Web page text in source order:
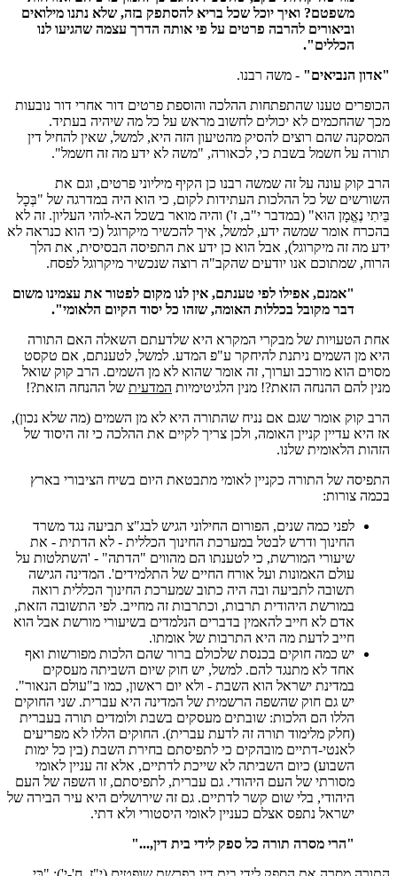
משפטם? ואיך יוכל שכל בריא להסתפק בזה, שלא נתנו מילואים
וביאורים להרבה פרטים על פי אותה הדרך עצמה שהגיעו לנו
הכללים".
"אדון הנביאים" - משה רבנו.
הכופרים טענו שהתפתחות ההלכה והוספת פרטים דור אחרי דור נובעות
מכך שהחכמים לא יכולים לחשוב מראש על כל מה שיהיה בעתיד.
המסקנה שהם רוצים להסיק מהטיעון הזה היא, למשל, שאין להחיל דין
תורה על חשמל בשבת כי, לכאורה, "משה לא ידע מה זה חשמל".
הרב קוק עונה על זה שמשה רבנו כן הקיף מיליוני פרטים, וגם את
השורשים של כל ההלכות העתידות לקום, כי הוא היה במדרגה של "בְּכָל
בֵּיתִי נֶאֱמָן הוּא" (במדבר י"ב, ז') והיה מואר בשכל הא-לוהי העליון. זה לא
בהכרח אומר שמשה ידע, למשל, איך להכשיר מיקרוגל (כי הוא כנראה לא
ידע מה זה מיקרוגל), אבל הוא כן ידע את התפיסה הבסיסית, את הלך
הרוח, שמתוכם אנו יודעים שהקב"ה רוצה שנכשיר מיקרוגל לפסח.
"אמנם, אפילו לפי טענתם, אין לנו מקום לפטור את עצמינו משום
דבר מקובל בכללות האומה, שזהו כל יסוד הקיום הלאומי".
אחת הטעויות של מבקרי המקרא היא שלדעתם השאלה האם התורה
היא מן השמים ניתנת להיחקר ע"פ המדע. למשל, לטענתם, אם טקסט
מסוים הוא מורכב וערוך, זה אומר שהוא לא מן השמים. הרב קוק שואל
מנין להם ההנחה הזאת?! מנין הלגיטימיות המדעית של ההנחה הזאת?!
הרב קוק אומר שגם אם נניח שהתורה היא לא מן השמים (מה שלא נכון),
אז היא עדיין קניין האומה, ולכן צריך לקיים את ההלכה כי זה היסוד של
הזהות הלאומית שלנו.
התפיסה של התורה כקניין לאומי מתבטאת היום בשיח הציבורי בארץ
בכמה צורות:
לפני כמה שנים, הפורום החילוני הגיש לבג"צ תביעה נגד משרד
החינוך ודרש לבטל במערכת החינוך הכללית - לא הדתית - את
שיעורי המורשת, כי לטענתו הם מהווים "הדתה" - 'השתלטות על
עולם האמונות ועל אורח החיים של התלמידים'. המדינה הגישה
תשובה לתביעה ובה היה כתוב שמערכת החינוך הכללית רואה
במורשת היהודית תרבות, וכתרבות זה מחייב. לפי התשובה הזאת,
אדם לא חייב להאמין בדברים הנלמדים בשיעורי מורשת אבל הוא
חייב לדעת מה היא התרבות של אומתו.
יש כמה חוקים בכנסת שלכולם ברור שהם הלכות מפורשות ואף
אחד לא מתנגד להם. למשל, יש חוק שיום השביתה מעסקים
במדינת ישראל הוא השבת - ולא יום ראשון, כמו ב"עולם הנאור".
יש גם חוק שהשפה הרשמית של המדינה היא עברית. שני החוקים
הללו הם הלכות: שובתים מעסקים בשבת ולומדים תורה בעברית
(חלק מלימוד תורה זה לדעת עברית). החוקים הללו לא מפריעים
לאנטי-דתיים מובהקים כי לתפיסתם בחירת השבת (בין כל ימות
השבוע) כיום השביתה לא שייכת לדתיים, אלא זה עניין לאומי
מסורתי של העם היהודי. גם עברית, לתפיסתם, זו השפה של העם
היהודי, בלי שום קשר לדתיים. גם זה שירושלים היא עיר הבירה של
ישראל נתפס אצלם כעניין לאומי היסטורי ולא דתי.
"הרי מסרה תורה כל ספק לידי בית דין,..."